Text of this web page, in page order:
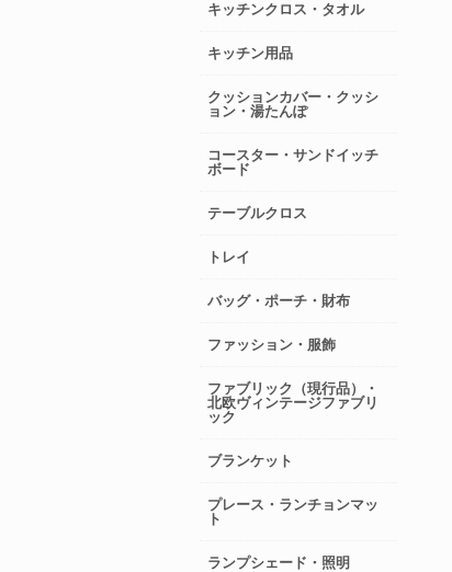
キッチンクロス・タオル
キッチン用品
クッションカバー・クッシ
ョン・湯たんぽ
コースター・サンドイッチ
ボード
テーブルクロス
トレイ
バッグ・ポーチ・財布
ファッション・服飾
ファブリック（現行品）・
北欧ヴィンテージファブリ
ック
ブランケット
プレース・ランチョンマッ
ト
ランプシェード・照明